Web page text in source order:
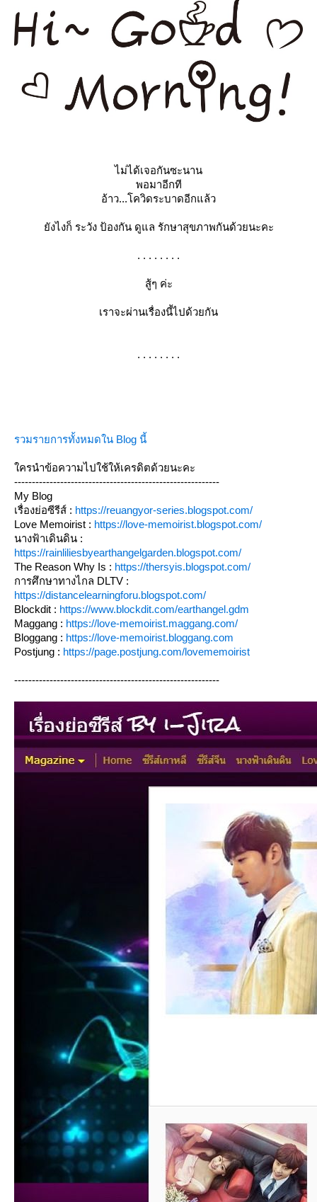
ไม่ได้เจอกันซะนาน
พอมาอีกที
อ้าว...โควิดระบาดอีกแล้ว
ยังไงก็ ระวัง ป้องกัน ดูแล รักษาสุขภาพกันด้วยนะคะ
. . . . . . . .
สู้ๆ ค่ะ
เราจะผ่านเรื่องนี้ไปด้วยกัน
. . . . . . . .
รวมรายการทั้งหมดใน Blog นี้
ใครนำข้อความไปใช้ให้เครดิตด้วยนะคะ
----------------------------------------------------------
My Blog
เรื่องย่อซีรีส์ : https://reuangyor-series.blogspot.com/
Love Memoirist : https://love-memoirist.blogspot.com/
นางฟ้าเดินดิน :
https://rainliliesbyearthangelgarden.blogspot.com/
The Reason Why Is : https://thersyis.blogspot.com/
การศึกษาทางไกล DLTV :
https://distancelearningforu.blogspot.com/
Blockdit : https://www.blockdit.com/earthangel.gdm
Maggang : https://love-memoirist.maggang.com/
Bloggang : https://love-memoirist.bloggang.com
Postjung : https://page.postjung.com/lovememoirist
----------------------------------------------------------